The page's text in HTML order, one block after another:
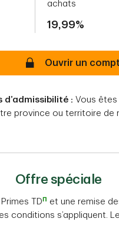
achats
19,99%
SecureOuvrir un
d’admissibilité : Vous
province ou territoire de
Offre spéciale
TD Π
et une remise
conditions s’appliquent.